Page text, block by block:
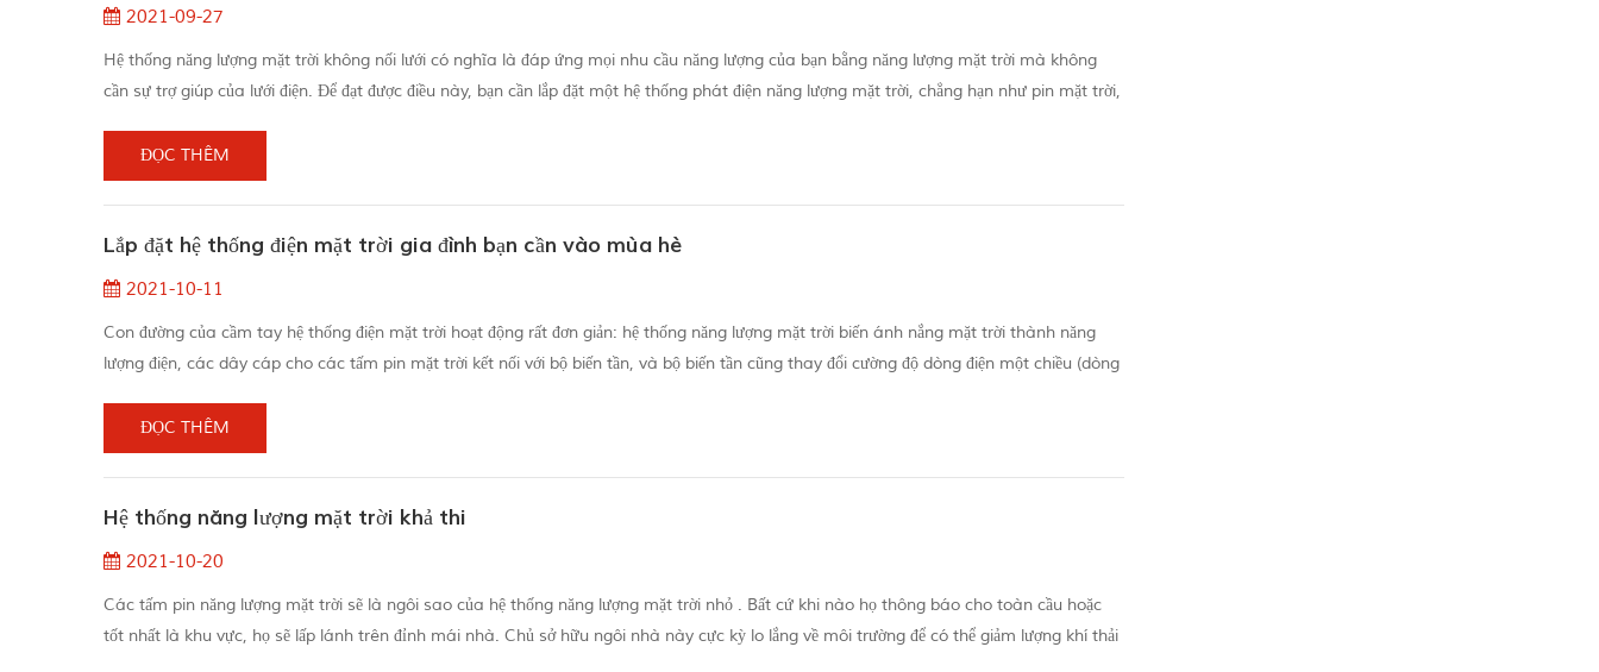
2021-09-27
Hệ thống năng lượng mặt trời không nối lưới có nghĩa là đáp ứng mọi nhu cầu năng lượng của bạn bằng năng lượng mặt trời mà không
cần sự trợ giúp của lưới điện. Để đạt được điều này, bạn cần lắp đặt một hệ thống phát điện năng lượng mặt trời, chẳng hạn như pin mặt trời,
ĐỌC THÊM
Lắp đặt hệ thống điện mặt trời gia đình bạn cần vào mùa hè
2021-10-11
Con đường của cầm tay hệ thống điện mặt trời hoạt động rất đơn giản: hệ thống năng lượng mặt trời biến ánh nắng mặt trời thành năng
lượng điện, các dây cáp cho các tấm pin mặt trời kết nối với bộ biến tần, và bộ biến tần cũng thay đổi cường độ dòng điện một chiều (dòng
ĐỌC THÊM
Hệ thống năng lượng mặt trời khả thi
2021-10-20
Các tấm pin năng lượng mặt trời sẽ là ngôi sao của hệ thống năng lượng mặt trời nhỏ . Bất cứ khi nào họ thông báo cho toàn cầu hoặc
tốt nhất là khu vực, họ sẽ lấp lánh trên đỉnh mái nhà. Chủ sở hữu ngôi nhà này cực kỳ lo lắng về môi trường để có thể giảm lượng khí thải